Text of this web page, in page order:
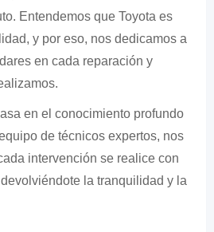
Entendemos que Toyota es
y por eso, nos dedicamos a
en cada reparación y
en el conocimiento profundo
de técnicos expertos, nos
intervención se realice con
la tranquilidad y la